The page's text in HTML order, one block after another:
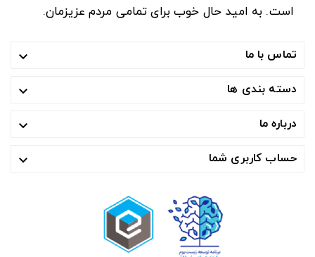
است. به امید حال خوب برای تمامی مردم عزیزمان.
تماس با ما 
دسته بندی ها 
درباره ما 
حساب کاربری شما 